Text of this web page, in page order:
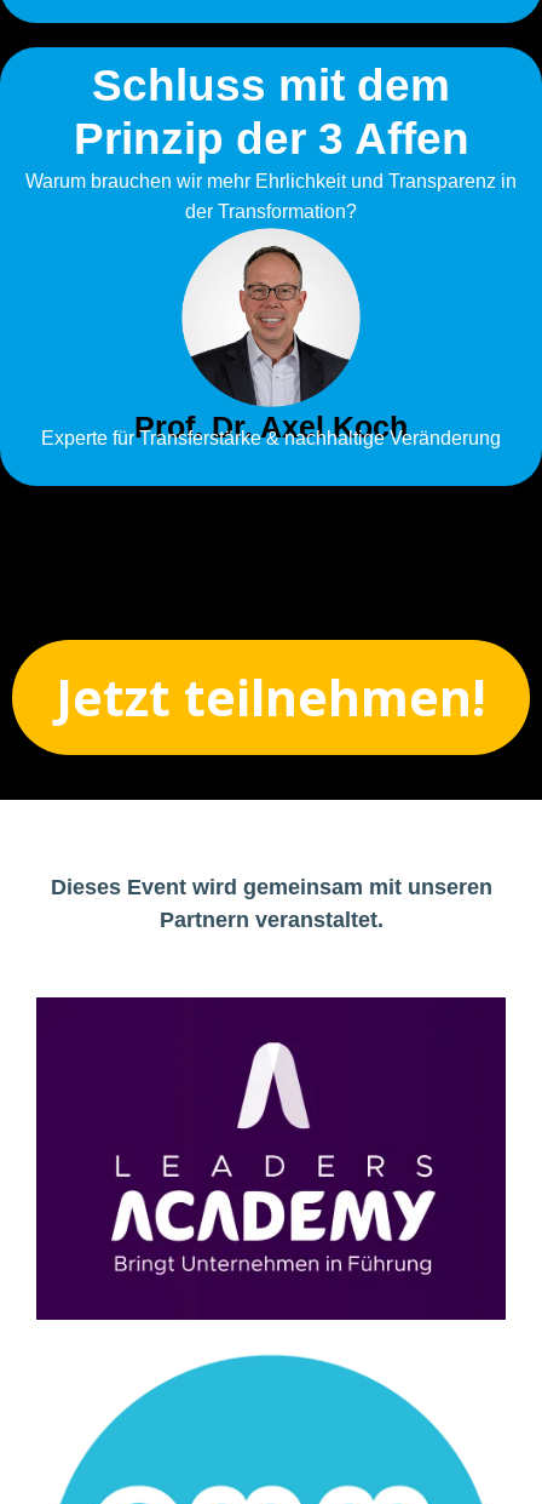
Schluss mit dem
Prinzip der 3 Affen
Warum brauchen wir mehr Ehrlichkeit und Transparenz in
der Transformation?
Prof. Dr. Axel Koch
Experte für Transferstärke & nachhaltige Veränderung
Jetzt teilnehmen!
Dieses Event wird gemeinsam mit unseren
Partnern veranstaltet.